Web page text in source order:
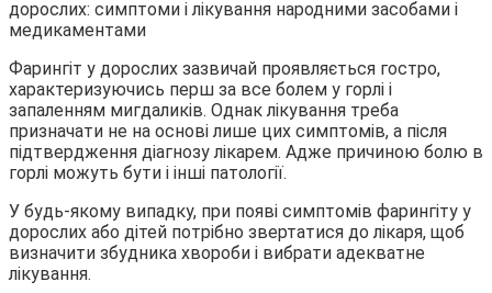
Фарингіт у дорослих зазвичай проявляється гостро,
характеризуючись перш за все болем у горлі і
запаленням мигдаликів. Однак лікування треба
призначати не на основі лише цих симптомів, а після
підтвердження діагнозу лікарем. Адже причиною болю в
горлі можуть бути і інші патології.
У будь-якому випадку, при появі симптомів фарингіту у
дорослих або дітей потрібно звертатися до лікаря, щоб
визначити збудника хвороби і вибрати адекватне
лікування.